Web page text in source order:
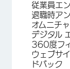
従業員エ
退職時ア
オムニチ
デジタル
360度フ
ウェブサ
ドバック